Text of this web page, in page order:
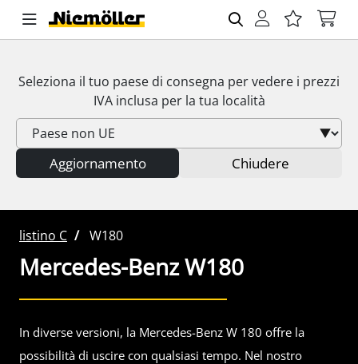
Seleziona il tuo paese di consegna per vedere i prezzi
IVAinclusa per la tua località
Aggiornamento Chiudere
listino C W180
Mercedes-BenzW180
In diverse versioni, la Mercedes-Benz W 180 offre la
possibilità di uscire con qualsiasi tempo. Nel nostro